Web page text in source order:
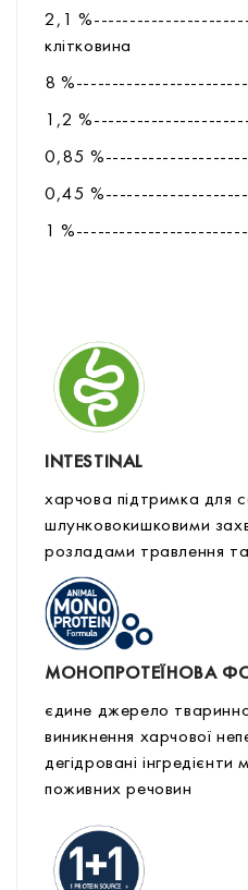
2,1
клітковина
8
1,2
0,85
0,45
1
INTESTINAL
харчова підтримка для
шлунковокишковими
розладами травлення
МОНОПРОТЕЇНОВА
єдине джерело
виникнення харчової
дегідровані інгредієнти
поживних речовин